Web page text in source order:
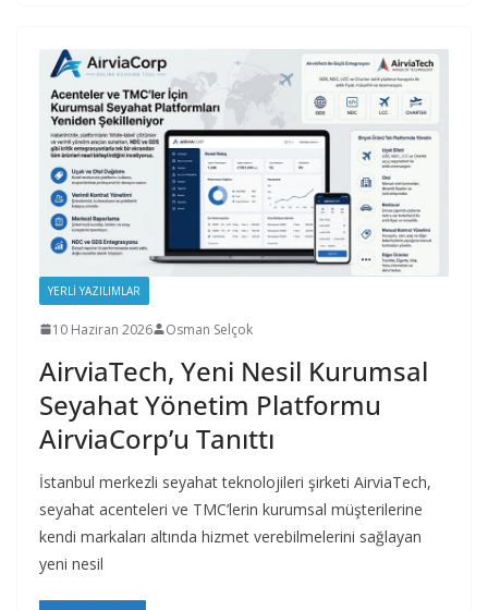
YERLI YAZILIMLAR
10 Haziran 2026 Osman Selçok
AirviaTech, Yeni Nesil Kurumsal
Seyahat Yönetim Platformu
AirviaCorp’u Tanıttı
İstanbul merkezli seyahat teknolojileri şirketi AirviaTech,
seyahat acenteleri ve TMC’lerin kurumsal müşterilerine
kendi markaları altında hizmet verebilmelerini sağlayan
yeni nesil